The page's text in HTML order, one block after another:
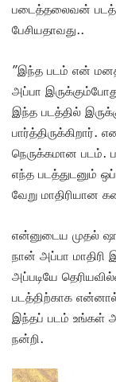
படைத்தலைவன்
பேசியதாவது..
”இந்த படம் என்
அப்பா
இந்த படத்தில்
பார்த்திருக்கிறார்.
நெருக்கமான படம்.
எந்த படத்துடனும்
வேறு
என்னுடைய முதல்
நான் அப்பா
அப்படியே
படத்திற்காக
இந்தப் படம் உங்கள்
நன்றி.